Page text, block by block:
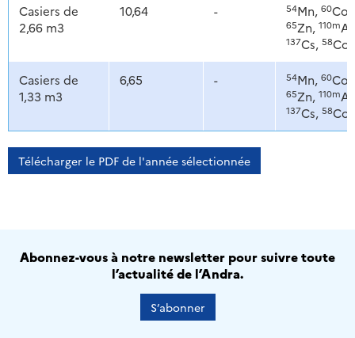
Casiers de
2,66 m3
10,64 - 54Mn, 60Co,
65Zn, 110m
137Cs, 58Co
Casiers de
1,33 m3
6,65 - 54Mn, 60Co,
65Zn, 110m
137Cs, 58Co
Télécharger le PDF de l'année sélectionnée
Abonnez-vous à notre newsletter pour suivre toute
l’actualité de l’Andra.
S’abonner